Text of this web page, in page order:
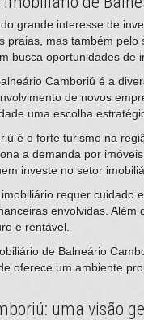
grande interesse de
mas também
busca oportunidades de
Camboriú é a
de novos
uma escolha
é o forte turismo na
a demanda por
investe no setor
requer cuidado
envolvidas.
e rentável.
de Balneário
oferece um ambiente
uma visão